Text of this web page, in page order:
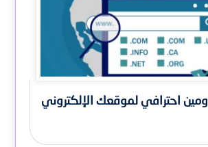
احترافي لموقعك الإلكتروني